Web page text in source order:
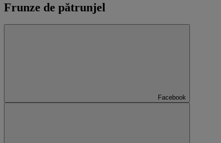
Frunze de pătrunjel
Facebook